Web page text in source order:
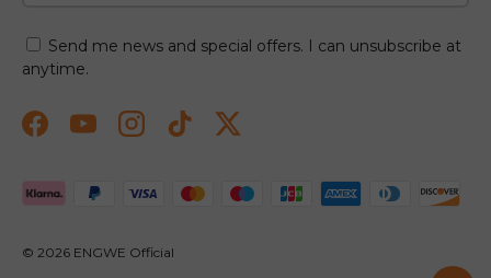
Send me news and special offers. I can unsubscribe at
anytime.
FacebookYouTubeInstagramTikTokTwitter
Betalningsmetoder accepteras
© 2026 ENGWE Official